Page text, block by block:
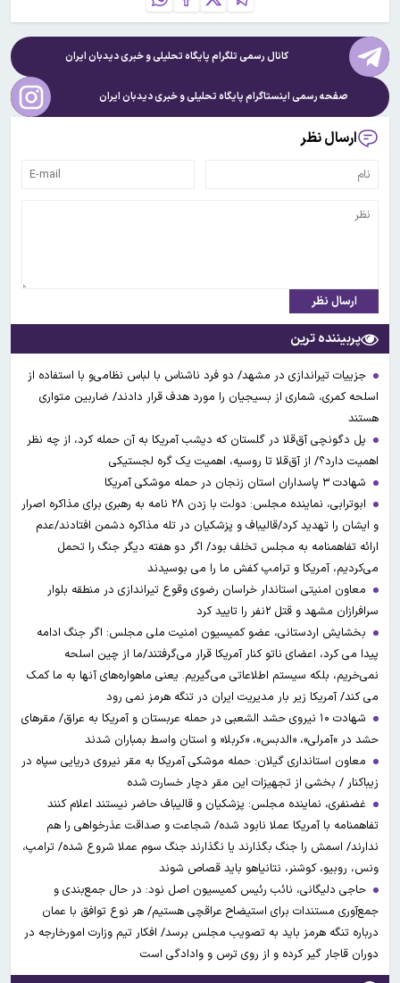
کانال رسمی تلگرام پایگاه تحلیلی و خبریدیدبان ایران
صفحه رسمی اینستاگرام پایگاه تحلیلی و خبریدیدبان ایران
ارسال نظر
ارسال نظر
پربیننده ترین
جزییات تیراندازی در مشهد/ دو فرد ناشناس با لباس نظامی‌و با استفاده از
اسلحه کمری، شماری از بسیجیان را مورد هدف قرار دادند/ ضاربین متواری
هستند
پل دگونچی آق‌قلا در گلستان که دیشب آمریکا به آن حمله کرد، از چه نظر
اهمیت دارد؟/ از آق‌قلا تا روسیه، اهمیت یک گره لجستیکی
شهادت ۳ ‌پاسداران استان زنجان در حمله موشکی آمریکا
ابوترابی، نماینده مجلس: دولت با زدن ۲۸ نامه به رهبری برای مذاکره اصرار
و ایشان را تهدید کرد/قالیباف و پزشکیان در تله مذاکره دشمن افتادند/عدم
ارائه تفاهمنامه به مجلس تخلف بود/ اگر دو هفته دیگر جنگ را تحمل
می‌کردیم، آمریکا و ترامپ کفش ما را می بوسیدند
معاون امنیتی استاندار خراسان رضوی وقوع تیراندازی در منطقه بلوار
سرافرازان مشهد و قتل ۲نفر را تایید کرد
بخشایش اردستانی، عضو کمیسیون امنیت ملی مجلس: اگر جنگ ادامه
پیدا می کرد، اعضای ناتو کنار آمریکا قرار می‌گرفتند/ما از چین اسلحه
نمی‌خریم، بلکه سیستم اطلاعاتی می‌گیریم. یعنی ماهواره‌های آنها به ما کمک
می کند/ آمریکا زیر بار مدیریت ایران در تنگه هرمز نمی رود
شهادت ۱۰ نیروی حشد الشعبی در حمله عربستان و آمریکا به عراق/ مقرهای
حشد در »آمرلی»، «الدبس»، «کربلا« و استان واسط بمباران شدند
معاون استانداری گیلان: حمله موشکی آمریکا به مقر نیروی دریایی سپاه در
زیباکنار / بخشی از تجهیزات این مقر دچار خسارت شده
غضنفری، نماینده مجلس: پزشکیان و قالیباف حاضر نیستند اعلام کنند
تفاهمنامه با آمریکا عملا نابود شده/ شجاعت و صداقت عذرخواهی را هم
ندارند/ اسمش را جنگ بگذارند یا نگذارند جنگ سوم عملا شروع شده/ ترامپ،
ونس، روبیو، کوشنر، نتانیاهو باید قصاص شوند
حاجی دلیگانی، نائب رئیس کمیسیون اصل نود: در حال جمع‌بندی و
جمع‌آوری مستندات برای استیضاح عراقچی هستیم/ هر نوع توافق با عمان
درباره تنگه هرمز باید به تصویب مجلس برسد/ افکار تیم وزارت امورخارجه در
دوران قاجار گیر کرده و از روی ترس و وادادگی است